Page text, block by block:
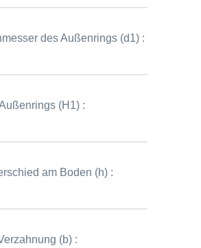
des Außenrings (d1) :
(H1) :
am Boden (h) :
(b) :